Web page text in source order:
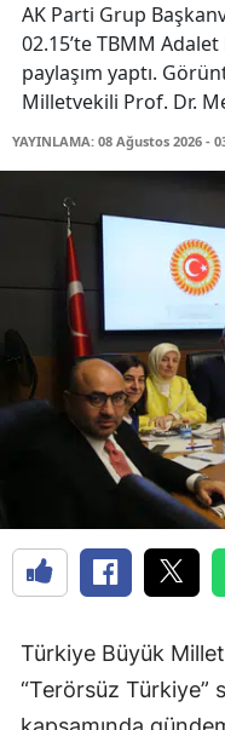
AK Parti Grup
02.15’te TBMM
paylaşım yaptı.
Milletvekili Prof. Dr.
YAYINLAMA: 08 Ağustos 2026 -
Türkiye Büyük
“Terörsüz Türkiye”